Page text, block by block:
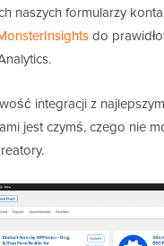
naszych formularzy
do
integracji z
jest czymś, czego nie